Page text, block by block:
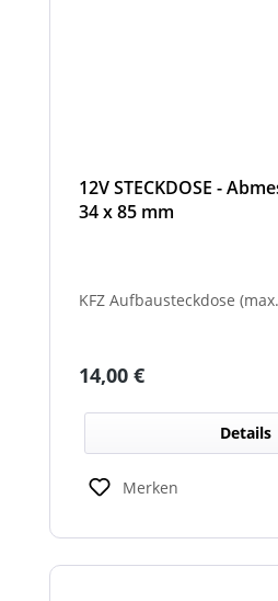
12V STECKDOSE -
34 x 85 mm
KFZ Aufbausteckdose
Regulärer Preis:
14,00 €
Details
Merken